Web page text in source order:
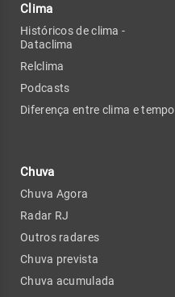
Clima
Históricos de clima -
Dataclima
Relclima
Podcasts
Diferença entre clima e tempo
Chuva
Chuva Agora
Radar RJ
Outros radares
Chuva prevista
Chuva acumulada